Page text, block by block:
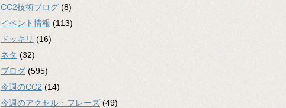
CC2技術ブログ (8)
イベント情報 (113)
ドッキリ (16)
ネタ (32)
ブログ (595)
今週のCC2 (14)
今週のアクセル・フレーズ (49)